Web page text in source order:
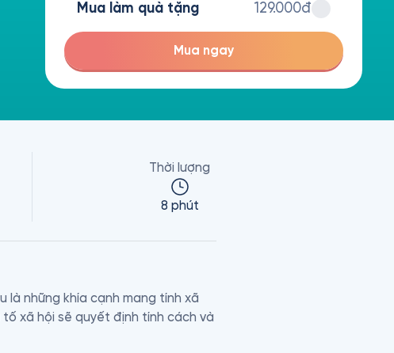
Mua làm quà tặng 129.000đ
Mua ngay
Thời lượng
8 phút
là những khía cạnh mang tính xã
xã hội sẽ quyết định tính cách và